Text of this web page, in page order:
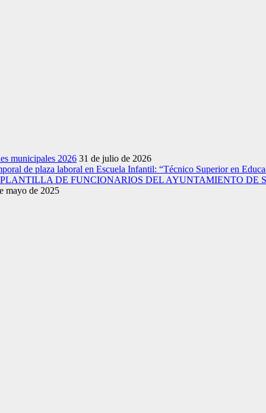
municipales 2026 31 de julio de 2026
de plaza laboral en Escuela Infantil: “Técnico Superior en
DE FUNCIONARIOS DEL AYUNTAMIENTO DE
mayo de 2025